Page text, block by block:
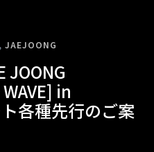
, JAEJOONG
JOONG
in
各種先行のご案